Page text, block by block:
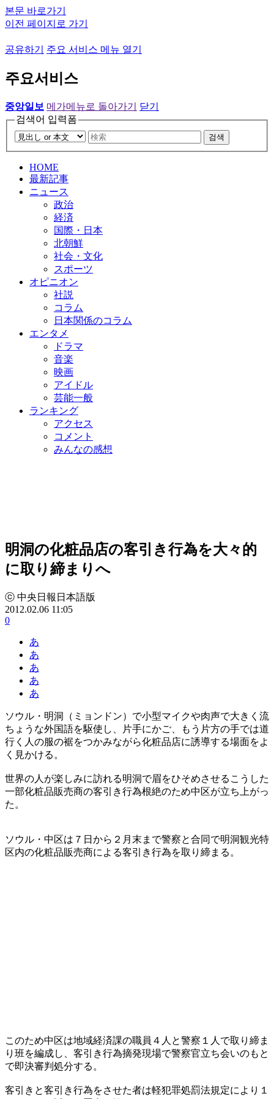
본문 바로가기
이전 페이지로 가기
공유하기 주요 서비스 메뉴 열기
주요서비스
중앙일보 메가메뉴로 돌아가기
닫기
검색어 입력폼
검색
HOME
最新記事
ニュース
政治
経済
国際・日本
北朝鮮
社会・文化
スポーツ
オピニオン
社説
コラム
日本関係のコラム
エンタメ
ドラマ
音楽
映画
アイドル
芸能一般
ランキング
アクセス
コメント
みんなの感想
明洞の化粧品店の客引き行為を大々的
に取り締まりへ
ⓒ 中央日報日本語版
2012.02.06 11:05
0
あ
あ
あ
あ
あ
ソウル・明洞（ミョンドン）で小型マイクや肉声で大きく流
ちょうな外国語を駆使し、片手にかご、もう片方の手では道
行く人の服の裾をつかみながら化粧品店に誘導する場面をよ
く見かける。
世界の人が楽しみに訪れる明洞で眉をひそめさせるこうした
一部化粧品販売商の客引き行為根絶のため中区が立ち上がっ
た。
ソウル・中区は７日から２月末まで警察と合同で明洞観光特
区内の化粧品販売商による客引き行為を取り締まる。
このため中区は地域経済課の職員４人と警察１人で取り締ま
り班を編成し、客引き行為摘発現場で警察官立ち会いのもと
で即決審判処分する。
客引きと客引き行為をさせた者は軽犯罪処罰法規定により１